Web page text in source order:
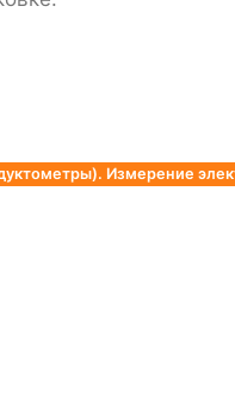
Измерение